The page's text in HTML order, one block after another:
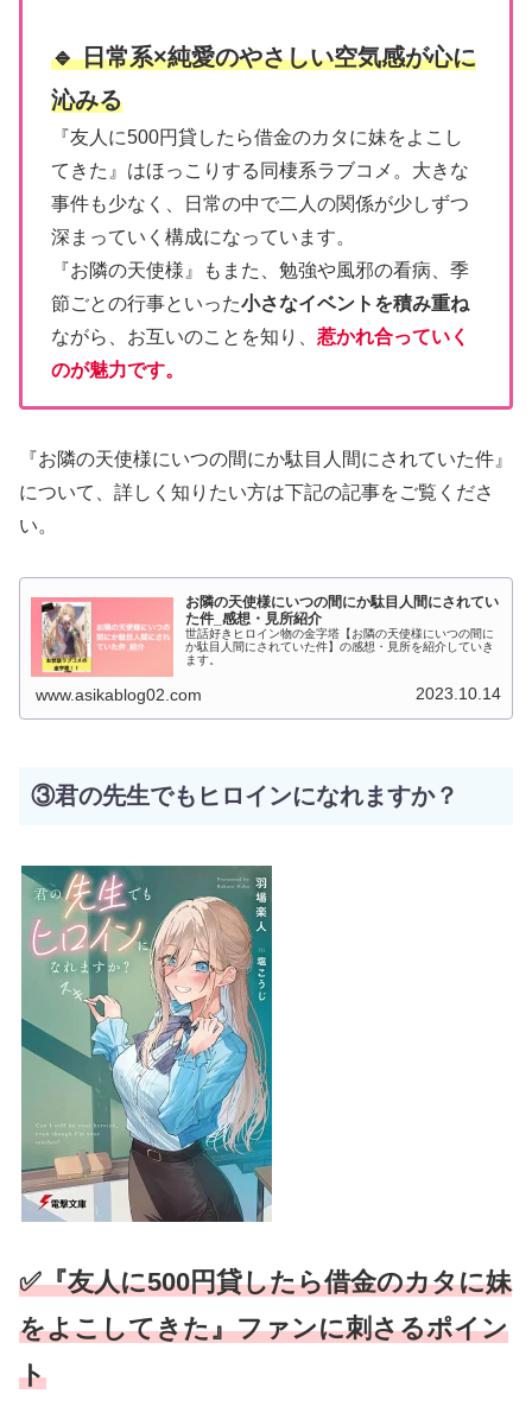
🔹 日常系×純愛のやさしい空気感が心に
沁みる
『友人に500円貸したら借金のカタに妹をよこし
てきた』はほっこりする同棲系ラブコメ。大きな
事件も少なく、日常の中で二人の関係が少しずつ
深まっていく構成になっています。
『お隣の天使様』もまた、勉強や風邪の看病、季
節ごとの行事といった小さなイベントを積み重ね
ながら、お互いのことを知り、 惹かれ合っていく
のが魅力です。
『お隣の天使様にいつの間にか駄目人間にされていた件』
について、詳しく知りたい方は下記の記事をご覧くださ
い。
お隣の天使様にいつの間にか駄目人間にされてい
た件_感想・見所紹介
世話好きヒロイン物の金字塔【お隣の天使様にいつの間に
か駄目人間にされていた件】の感想・見所を紹介していき
ます。
www.asikablog02.com 2023.10.14
③君の先生でもヒロインになれますか？
✅『友人に500円貸したら借金のカタに妹
をよこしてきた』ファンに刺さるポイン
ト